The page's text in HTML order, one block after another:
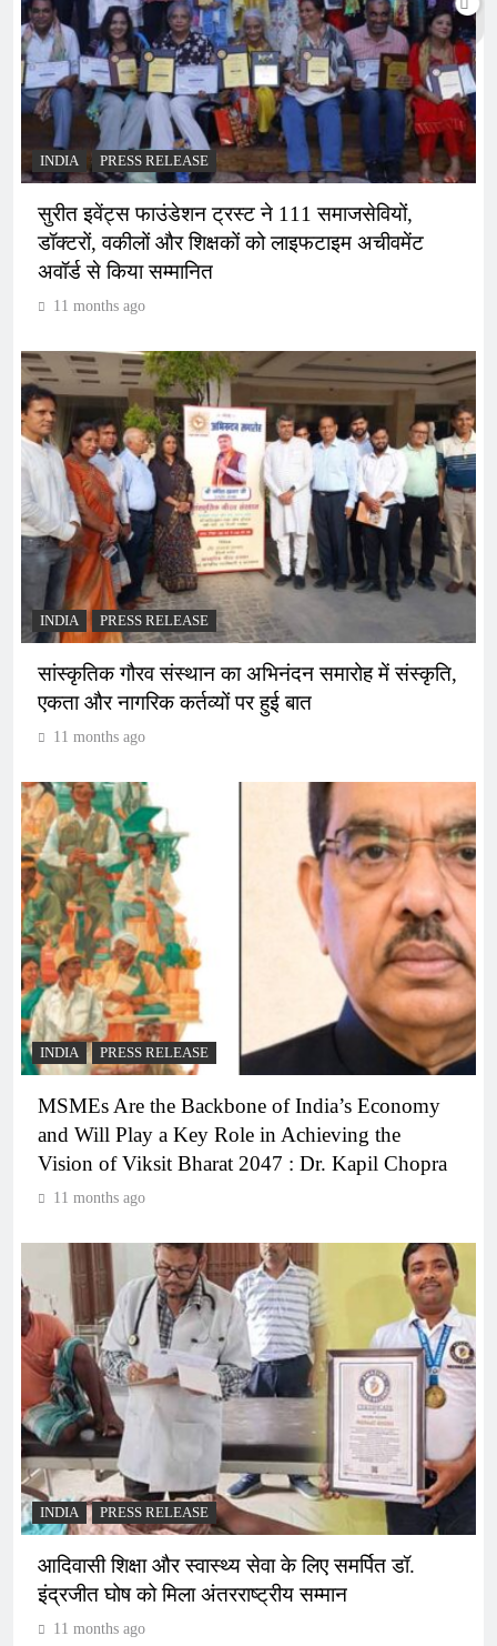
INDIA PRESS RELEASE
सुरीत इवेंट्स फाउंडेशन ट्रस्ट ने 111 समाजसेवियों,
डॉक्टरों, वकीलों और शिक्षकों को लाइफटाइम अचीवमेंट
अवॉर्ड से किया सम्मानित
11 months ago
INDIA PRESS RELEASE
सांस्कृतिक गौरव संस्थान का अभिनंदन समारोह में संस्कृति,
एकता और नागरिक कर्तव्यों पर हुई बात
11 months ago
INDIA PRESS RELEASE
MSMEs Are the Backbone of India’s Economy
and Will Play a Key Role in Achieving the
Vision of Viksit Bharat 2047 : Dr. Kapil Chopra
11 months ago
INDIA PRESS RELEASE
आदिवासी शिक्षा और स्वास्थ्य सेवा के लिए समर्पित डॉ.
इंद्रजीत घोष को मिला अंतरराष्ट्रीय सम्मान
11 months ago